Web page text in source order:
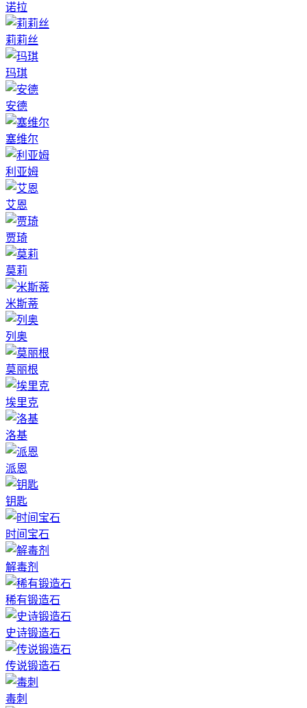
诺拉
莉莉丝
玛琪
安德
塞维尔
利亚姆
艾恩
贾琦
莫莉
米斯蒂
列奥
莫丽根
埃里克
洛基
派恩
钥匙
时间宝石
解毒剂
稀有锻造石
史诗锻造石
传说锻造石
毒刺